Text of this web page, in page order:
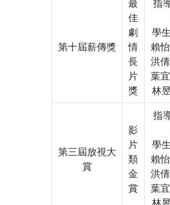
第十屆薪傳獎
最
佳
劇
情
長
片
獎
指
學
賴
洪
葉
林
第三屆放視大
賞
影
片
類
金
賞
指
學
賴
洪
葉